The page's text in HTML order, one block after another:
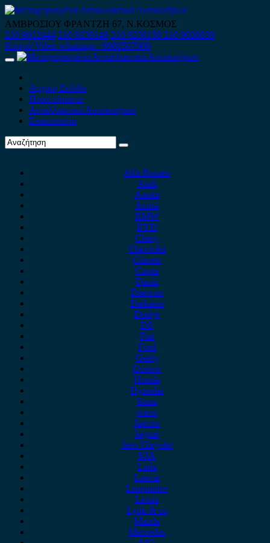
Skip
to
content
ΑΜΒΡΟΣΙΟΥ ΦΡΑΝΤΖΗ 67, Ν.ΚΟΣΜΟΣ
210 9012444 210 9239148 210 9238158 210 9026839
Κινητό-Viber-whatsapp : 6980507900
Primary
Αρχική Σελίδα
Ποιοί είμαστε
Ανταλλακτικά Αυτοκινήτων
Επικοινωνία
Alfa Romeo
Audi
Austin
Acura
BMW
BYD
Chery
Chevrolet
Citroen
Cupra
Dacia
Daewoo
Daihatsu
Dodge
DS
Fiat
Ford
Geely
Gonow
Honda
Hyundai
Isuzu
iveco
Jaecoo
Jaguar
Jeep Chrysler
KIA
Lada
Lancia
Leapmotor
Lexus
Lynk & co
Mazda
Mercedes